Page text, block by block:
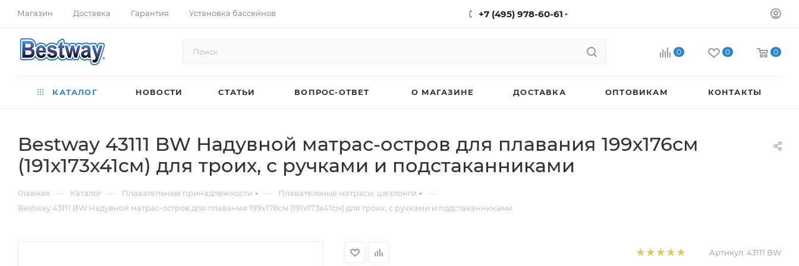
Магазин Доставка Гарантия Установка бассейнов +7 (495) 978-60-61
0 0 0
КАТАЛОГ НОВОСТИ СТАТЬИ ВОПРОС-ОТВЕТ О МАГАЗИНЕ ДОСТАВКА ОПТОВИКАМ КОНТАКТЫ
Bestway 43111 BW Надувной матрас-остров для плавания 199х176см
(191х173х41см) для троих, с ручками и подстаканниками
Главная — Каталог — Плавательные принадлежности — Плавательные матрасы, шезлонги —
Bestway 43111 BW Надувной матрас-остров для плавания 199х176см (191х173х41см) для троих, с ручками и подстаканниками
Артикул: 43111 BW